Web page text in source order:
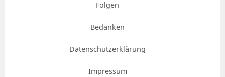
Folgen
Bedanken
Datenschutzerklärung
Impressum